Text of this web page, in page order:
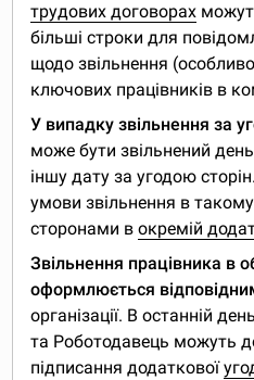
трудових договорах
більші строки для
щодо звільнення
ключових працівників в
У випадку звільнення за
може бути звільнений
іншу дату за угодою
умови звільнення в
сторонами вокремій
Звільнення працівника в
оформлюється
організації. В останній
та Роботодавець можуть
підписання додаткової